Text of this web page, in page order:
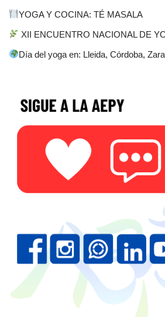
YOGA Y COCINA: TÉ MASALA
XII ENCUENTRO NACIONAL DE
Día del yoga en: Lleida, Córdoba,